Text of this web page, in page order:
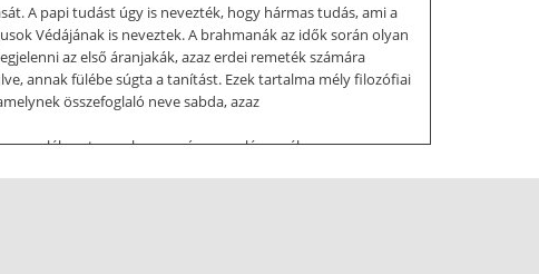
A papi tudást úgy is nevezték, hogy hármas tudás, ami a
Védájának is neveztek. A brahmanák az idők során olyan
az első áranjakák, azaz erdei remeték számára
annak fülébe súgta a tanítást. Ezek tartalma mély filozófiai
összefoglaló neve sabda, azaz
emlékezet vagy hagyomány, s ez lényegében a
származó elnevezés. Hindu